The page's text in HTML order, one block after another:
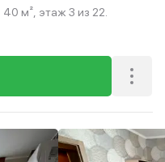
м², этаж 3 из 22.